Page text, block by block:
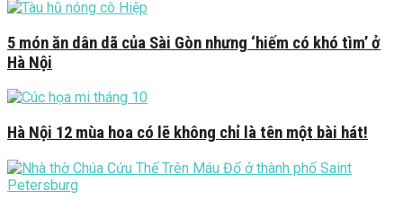
5 món ăn dân dã của Sài Gòn nhưng ‘hiếm có khó tìm’ ở
Hà Nội
Hà Nội 12 mùa hoa có lẽ không chỉ là tên một bài hát!